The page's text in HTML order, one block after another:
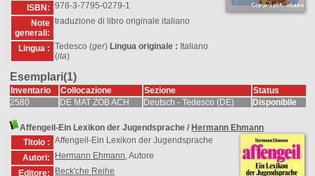
ISBN:
978-3-7795-0279-1
Note
generali:
traduzione di libro originale italiano
Lingua : Tedesco (ger) Lingua originale : Italiano
(ita)
Esemplari(1)
Inventario Collocazione Sezione
Status
2580
DE MAT ZOB ACH Deutsch - Tedesco (DE) Disponibile
Affengeil-Ein Lexikon der Jugendsprache / Hermann Ehmann
Titolo :
Affengeil-Ein Lexikon der Jugendsprache
Autori:
Hermann Ehmann, Autore
Editore:
Beck'che Reihe